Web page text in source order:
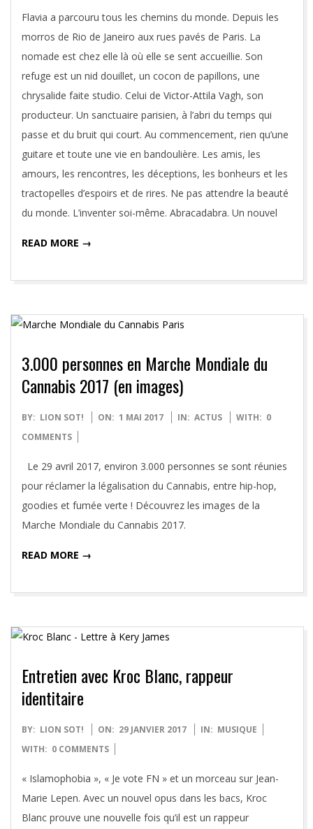
Flavia a parcouru tous les chemins du monde. Depuis les
morros de Rio de Janeiro aux rues pavés de Paris. La
nomade est chez elle là où elle se sent accueillie. Son
refuge est un nid douillet, un cocon de papillons, une
chrysalide faite studio. Celui de Victor-Attila Vagh, son
producteur. Un sanctuaire parisien, à l’abri du temps qui
passe et du bruit qui court. Au commencement, rien qu’une
guitare et toute une vie en bandoulière. Les amis, les
amours, les rencontres, les déceptions, les bonheurs et les
tractopelles d’espoirs et de rires. Ne pas attendre la beauté
du monde. L’inventer soi-même. Abracadabra. Un nouvel
READ MORE →
3.000 personnes en Marche Mondiale du
Cannabis 2017 (en images)
2017-
05-
BY: LION SOT! ON: 1 MAI 2017 IN: ACTUS WITH: 0
COMMENTS
Le 29 avril 2017, environ 3.000 personnes se sont réunies
pour réclamer la légalisation du Cannabis, entre hip-hop,
goodies et fumée verte ! Découvrez les images de la
Marche Mondiale du Cannabis 2017.
READ MORE →
Entretien avec Kroc Blanc, rappeur
identitaire
2017-
01-
BY: LION SOT! ON: 29 JANVIER 2017 IN: MUSIQUE
WITH: 0 COMMENTS
« Islamophobia », « Je vote FN » et un morceau sur Jean-
Marie Lepen. Avec un nouvel opus dans les bacs, Kroc
Blanc prouve une nouvelle fois qu’il est un rappeur